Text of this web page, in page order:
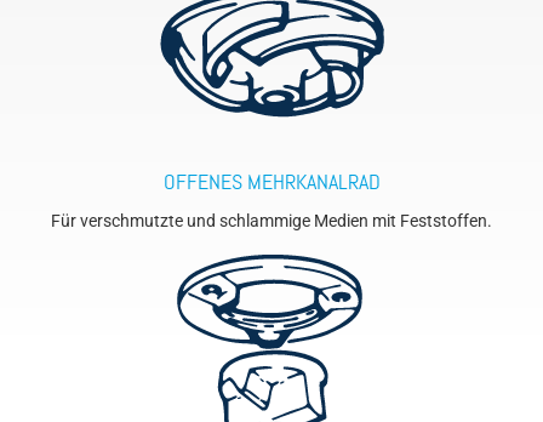
OFFENES MEHRKANALRAD
Für verschmutzte und schlammige Medien mit Feststoffen.